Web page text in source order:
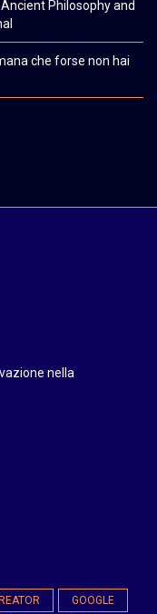
Philosophy and
che forse non hai
nella
GOOGLE